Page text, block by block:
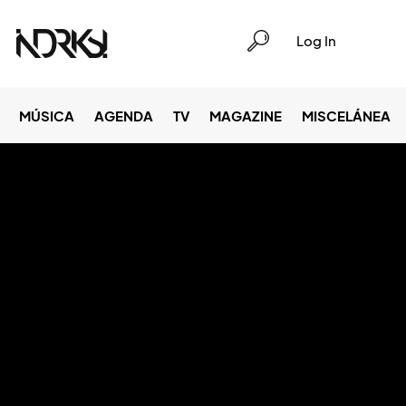
Log In
MÚSICA AGENDA TV MAGAZINE MISCELÁNEA